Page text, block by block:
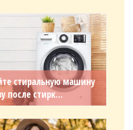
стиральную машину
после стирк...